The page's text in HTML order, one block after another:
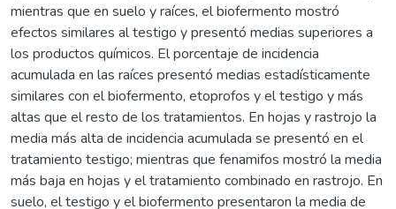
mientras que en suelo y raíces, el biofermento mostró
efectos similares al testigo y presentó medias superiores a
los productos químicos. El porcentaje de incidencia
acumulada en las raíces presentó medias estadísticamente
similares con el biofermento, etoprofos y el testigo y más
altas que el resto de los tratamientos. En hojas y rastrojo la
media más alta de incidencia acumulada se presentó en el
tratamiento testigo; mientras que fenamifos mostró la media
más baja en hojas y el tratamiento combinado en rastrojo. En
suelo, el testigo y el biofermento presentaron la media de